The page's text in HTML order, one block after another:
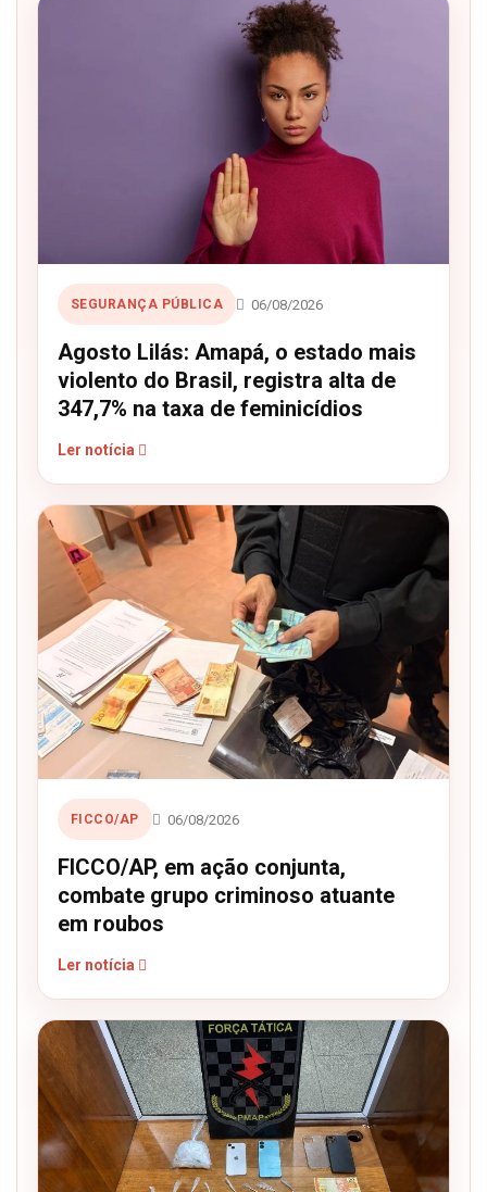
SEGURANÇA PÚBLICA 06/08/2026
Agosto Lilás: Amapá, o estado mais
violento do Brasil, registra alta de
347,7% na taxa de feminicídios
Ler notícia
FICCO/AP 06/08/2026
FICCO/AP, em ação conjunta,
combate grupo criminoso atuante
em roubos
Ler notícia